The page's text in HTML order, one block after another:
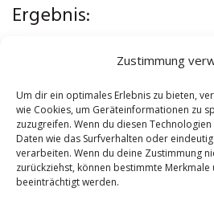
Zustimmung
Um dir ein optimales Erlebnis zu bieten,
wie Cookies, um Geräteinformationen zu
zuzugreifen. Wenn du diesen
Daten wie das Surfverhalten oder
verarbeiten. Wenn du deine Zustimmung
zurückziehst, können bestimmte Merkmale
beeinträchtigt werden.
Ergebnis:
Wohnung mieten Garbsen|
Reisebüro Garbsen|
Hauskauf Garbsen
Contents [show]